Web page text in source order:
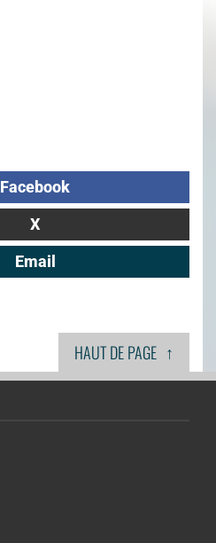
Facebook
X
Email
HAUT DE PAGE ↑